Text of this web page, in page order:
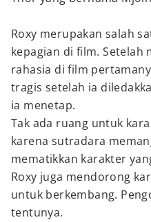
Roxy merupakan salah
kepagian di film. Setelah
rahasia di film
tragis setelah ia
ia menetap.
Tak ada ruang untuk
karena sutradara
mematikkan karakter
Roxy juga mendorong
untuk berkembang.
tentunya.